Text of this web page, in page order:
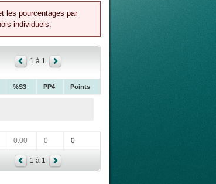
les pourcentages par
individuels.
1 à 1
%S3 PP4 Points
0.00 0 0
1 à 1